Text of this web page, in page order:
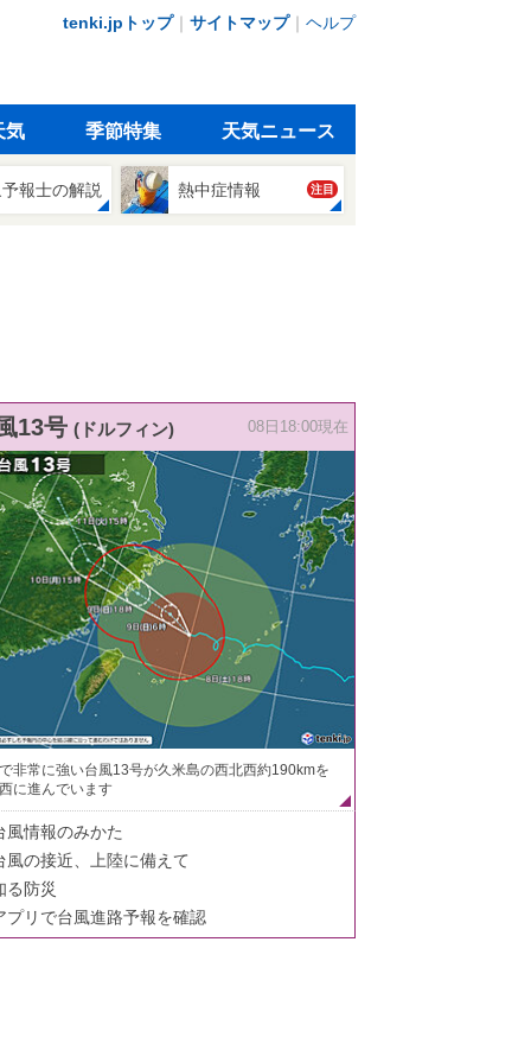
tenki.jpトップ｜ サイトマップ｜ ヘルプ
気 季節特集 天気ニュース
報士の解説 熱中症情報 注目
13号 (ドルフィン) 08日18:00現在
非常に強い台風13号が久米島の西北西約190kmを
に進んでいます
風情報のみかた
風の接近、上陸に備えて
る防災
プリで台風進路予報を確認